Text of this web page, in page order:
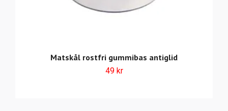
Matskål rostfri gummibas antiglid
49 kr